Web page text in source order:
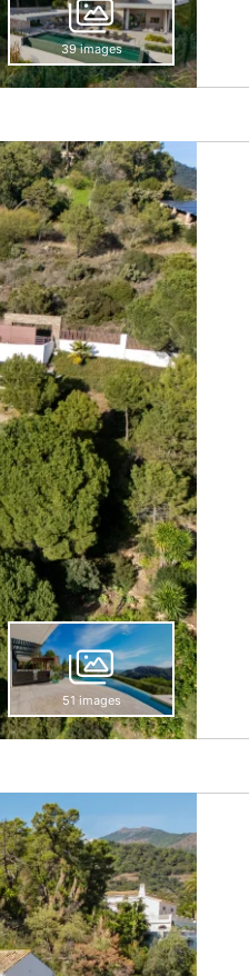
39 images
51 images